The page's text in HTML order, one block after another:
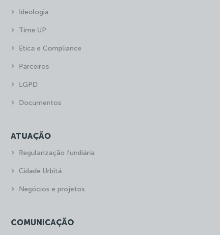
Ideologia
Time UP
Ética e Compliance
Parceiros
LGPD
Documentos
ATUAÇÃO
Regularização fundiária
Cidade Urbitá
Negócios e projetos
COMUNICAÇÃO